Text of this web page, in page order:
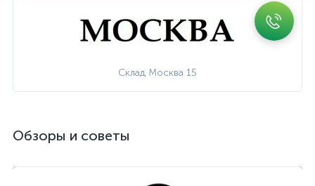
Склад Москва 15
Обзоры и советы